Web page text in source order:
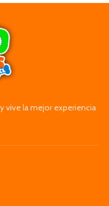
vive la mejor experiencia